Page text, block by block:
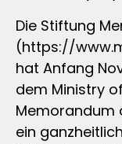
Die Stiftung
(https://
hat Anfang
dem Ministry
Memorandum
ein